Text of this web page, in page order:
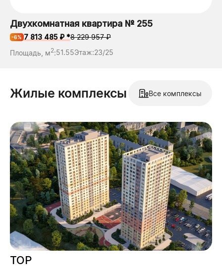
Двухкомнатная квартира № 255
-6% 7 813 485 ₽ *8 229 957 ₽
Площадь, м2:51.55Этаж:23/25
Жилые комплексы Все комплексы
ТОР